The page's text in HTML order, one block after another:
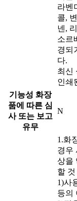
라벤
콜,
넨,
소르
경되
다.
최신
인쇄
기능성 화장
품에 따른 심
사 또는 보고
유무
N
1.화
경우
상을
할 것
1)사
등의